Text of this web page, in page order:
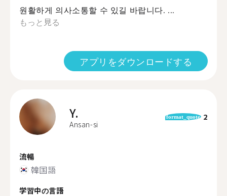
원활하게 의사소통할 수 있길 바랍니다. ...
もっと見る
アプリをダウンロードする
Y.
Ansan-si
format_quote 2
流暢
韓国語
学習中の言語